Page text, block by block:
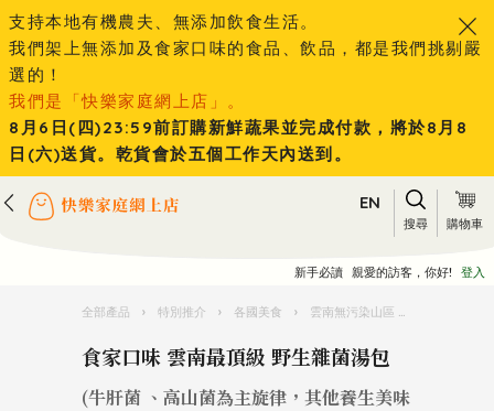
支持本地有機農夫、無添加飲食生活。
我們架上無添加及食家口味的食品、飲品，都是我們挑剔嚴
選的！
我們是「快樂家庭網上店」。
8月6日(四)23:59前訂購新鮮蔬果並完成付款，將於8月8
日(六)送貨。乾貨會於五個工作天內送到。
EN
搜尋 購物車
新手必讀 親愛的訪客，你好! 登入
全部產品 › 特別推介 › 各國美食 › 雲南無污染山區 手採野生菇菌 頂級茶葉
食家口味 雲南最頂級 野生雜菌湯包
(牛肝菌 、高山菌為主旋律，其他養生美味